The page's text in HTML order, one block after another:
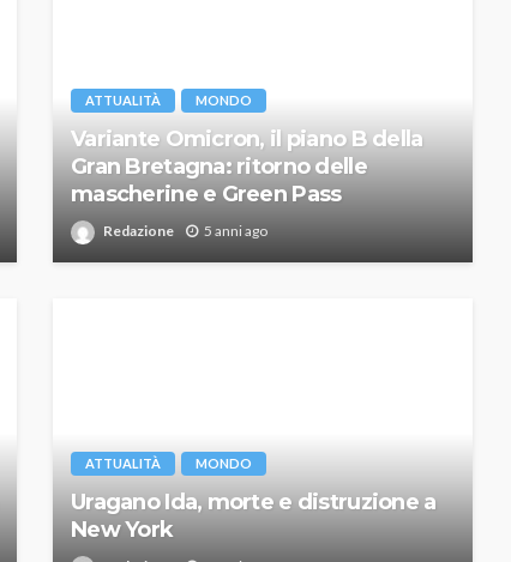
ATTUALITÀ MONDO
Variante Omicron, il piano B della
Gran Bretagna: ritorno delle
mascherine e Green Pass
Redazione 5 anni ago
ATTUALITÀ MONDO
Uragano Ida, morte e distruzione a
New York